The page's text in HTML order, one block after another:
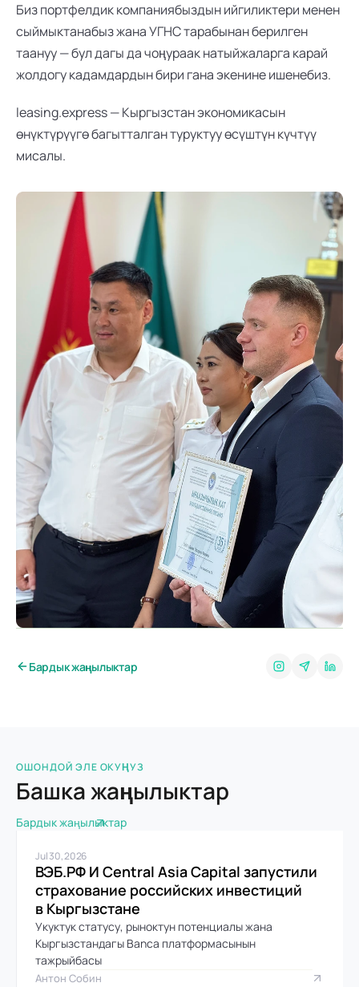
Биз портфелдик компаниябыздын ийгиликтери менен
сыймыктанабыз жана УГНС тарабынан берилген
таануу — бул дагы да чоңураак натыйжаларга карай
жолдогу кадамдардын бири гана экенине ишенебиз.
leasing.express — Кыргызстан экономикасын
өнүктүрүүгө багытталган туруктуу өсүштүн күчтүү
мисалы.
Бардык жаңылыктар
ОШОНДОЙ ЭЛЕ ОКУҢУЗ
Башка жаңылыктар
Бардык жаңылыктар
Jul 30, 2026
ВЭБ.РФ И Central Asia Capital запустили
страхование российских инвестиций
в Кыргызстане
Укуктук статусу, рыноктун потенциалы жана
Кыргызстандагы Banca платформасынын
тажрыйбасы
Антон Собин